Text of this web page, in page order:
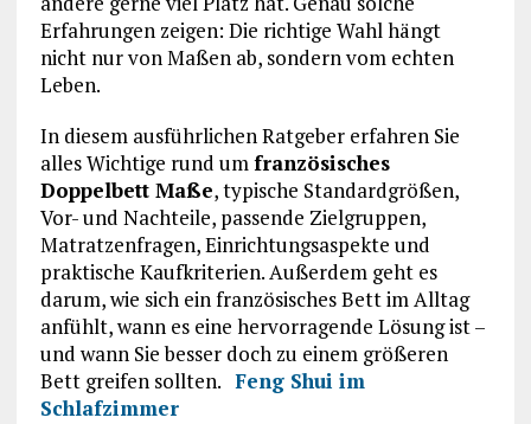
Erfahrungen zeigen: Die richtige Wahl hängt
nicht nur von Maßen ab, sondern vom echten
Leben.
In diesem ausführlichen Ratgeber erfahren Sie
alles Wichtige rund umfranzösisches
Doppelbett Maße, typische Standardgrößen,
Vor- und Nachteile, passende Zielgruppen,
Matratzenfragen, Einrichtungsaspekte und
praktische Kaufkriterien. Außerdem geht es
darum, wie sich ein französisches Bett im Alltag
anfühlt, wann es eine hervorragende Lösung ist –
und wann Sie besser doch zu einem größeren
Bett greifen sollten. Feng Shui im
Schlafzimmer